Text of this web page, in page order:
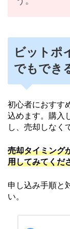
ビットポ
でもでき
初心者におすす
込めます。購入
し、売却しなく
売却タイミング
用してみてくだ
申し込み手順と
い。